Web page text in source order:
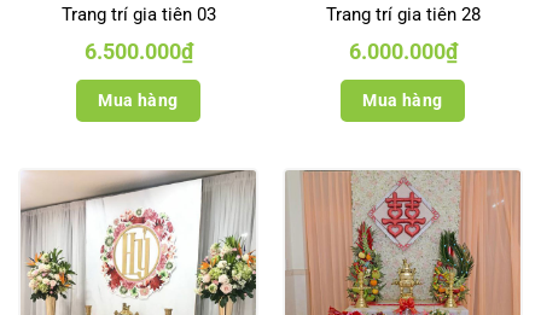
Trang trí gia tiên 03
6.500.000₫
Mua hàng
Trang trí gia tiên 28
6.000.000₫
Mua hàng